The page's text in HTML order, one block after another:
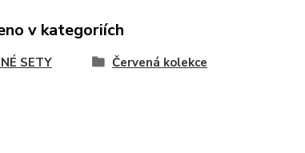
v kategoriích
SETY Červená kolekce